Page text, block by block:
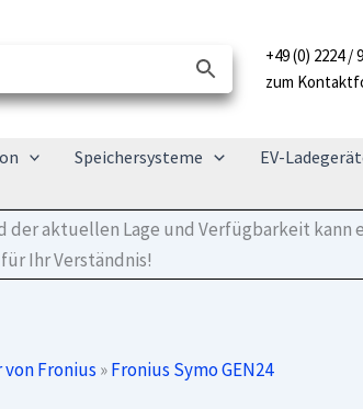
+49 (0) 2224 /
zum
Speichersysteme EV-
aktuellen Lage und Verfügbarkeit
Ihr Verständnis!
Fronius »Fronius Symo GEN24